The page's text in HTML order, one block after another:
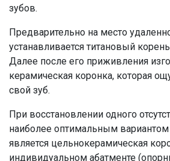
зубов.
Предварительно на место
устанавливается титановый
Далее после его приживления
керамическая коронка, которая
свой зуб.
При восстановлении одного
наиболее оптимальным вариантом
является цельнокерамическая
индивидуальном абатменте